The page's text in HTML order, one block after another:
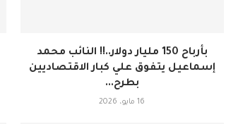
بأرباح 150 مليار دولار..!! النائب محمد
إسماعيل يتفوق علي كبار الاقتصاديين
بطرح...
16 مايو، 2026